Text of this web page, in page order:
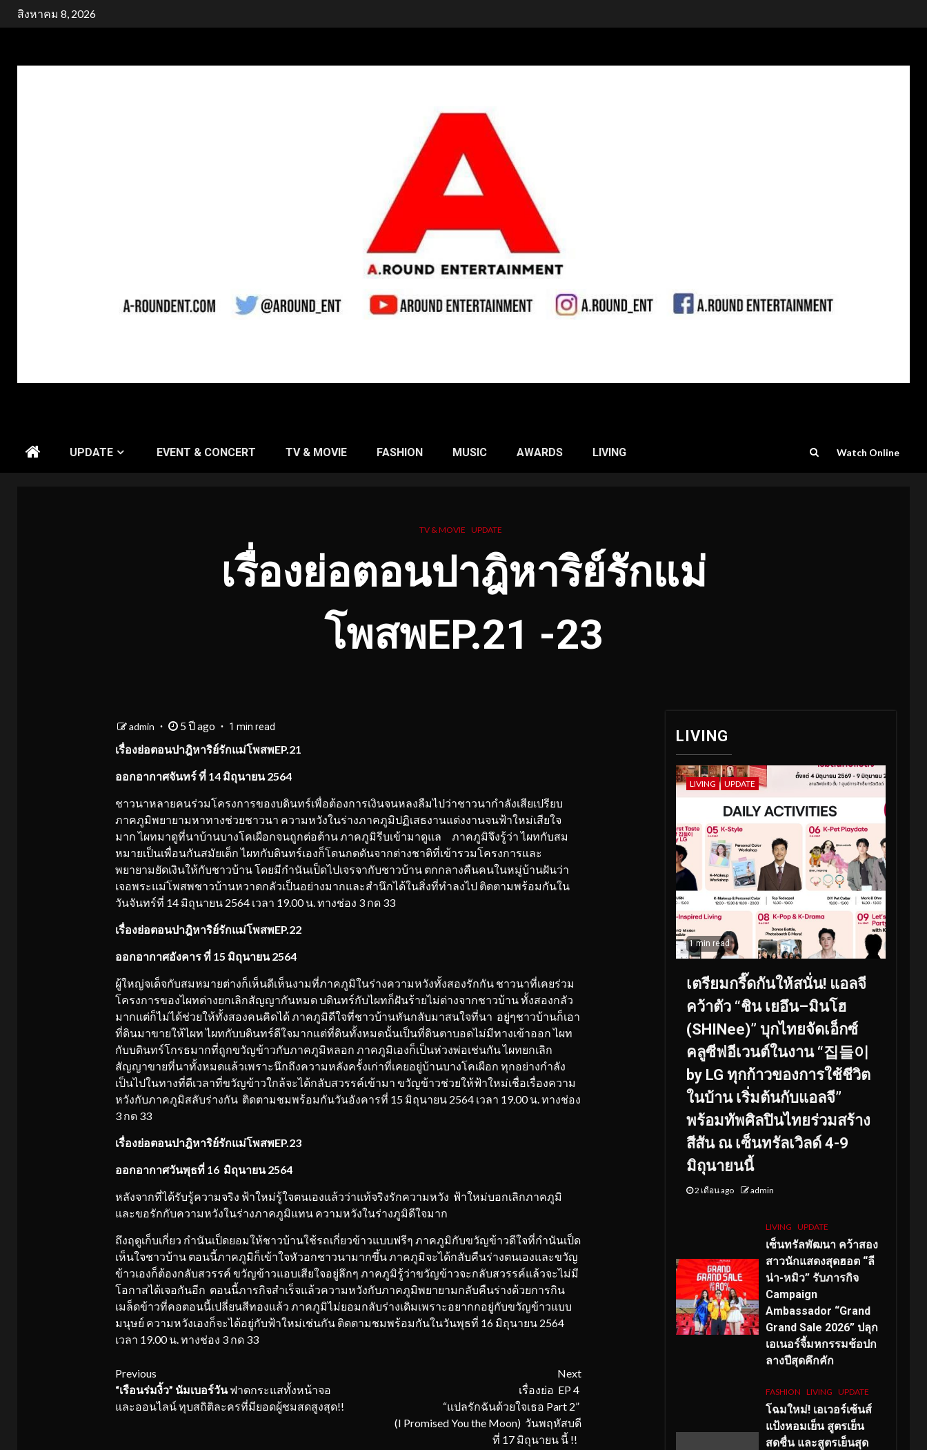
Skipสิงหาคม 8, 2026
UPDATE EVENT & CONCERT TV & MOVIE FASHION MUSIC AWARDS LIVING Watch Online
TV & MOVIE UPDATE
เรื่องย่อตอนปาฎิหาริย์รักแม่
โพสพEP.21 -23
admin 5 ปี ago 1 min read
เรื่องย่อตอนปาฎิหาริย์รักแม่โพสพEP.21
ออกอากาศจันทร์ ที่ 14 มิถุนายน 2564
ชาวนาหลายคนร่วมโครงการของบดินทร์เพื่อต้องการเงินจนหลงลืมไปว่าชาวนากำลังเสียเปรียบ
ภาคภูมิพยายามหาทางช่วยชาวนา ความหวังในร่างภาคภูมิปฏิเสธงานแต่งงานจนฟ้าใหม่เสียใจ
มาก ไผทมาดูที่นาบ้านบางโคเผือกจนถูกต่อต้าน ภาคภูมิรีบเข้ามาดูแล ภาคภูมิจึงรู้ว่า ไผทกับสม
หมายเป็นเพื่อนกันสมัยเด็ก ไผทกับดินทร์เองก็โดนกดดันจากต่างชาติที่เข้ารวมโครงการและ
พยายามยัดเงินให้กับชาวบ้าน โดยมีกำนันเป็ดไปเจรจากับชาวบ้าน ตกกลางคืนคนในหมู่บ้านฝันว่า
เจอพระแม่โพสพชาวบ้านหวาดกลัวเป็นอย่างมากและสำนึกได้ในสิ่งที่ทำลงไป ติดตามพร้อมกันใน
วันจันทร์ที่ 14 มิถุนายน 2564 เวลา 19.00 น. ทางช่อง 3 กด 33
เรื่องย่อตอนปาฎิหาริย์รักแม่โพสพEP.22
ออกอากาศอังคาร ที่ 15 มิถุนายน 2564
ผู้ใหญ่จเด็จกับสมหมายต่างก็เห็นดีเห็นงามที่ภาคภูมิในร่างความหวังทั้งสองรักกัน ชาวนาที่เคยร่วม
โครงการของไผทต่างยกเลิกสัญญากันหมด บดินทร์กับไผทก็ฝันร้ายไม่ต่างจากชาวบ้าน ทั้งสองกลัว
มากแต่ก็ไม่ได้ช่วยให้ทั้งสองคนคิดได้ ภาคภูมิดีใจที่ชาวบ้านหันกลับมาสนใจที่นา อยู่ๆชาวบ้านก็เอา
ที่ดินมาขายให้ไผท ไผทกับบดินทร์ดีใจมากแต่ที่ดินทั้งหมดนั้นเป็นที่ดินตาบอดไม่มีทางเข้าออก ไผท
กับบดินทร์โกรธมากที่ถูกขวัญข้าวกับภาคภูมิหลอก ภาคภูมิเองก็เป็นห่วงพ่อเช่นกัน ไผทยกเลิก
สัญญาขายที่นาทั้งหมดแล้วเพราะนึกถึงความหลังครั้งเก่าที่เคยอยู่บ้านบางโคเผือก ทุกอย่างกำลัง
เป็นไปในทางที่ดีเวลาที่ขวัญข้าวใกล้จะได้กลับสวรรค์เข้ามา ขวัญข้าวช่วยให้ฟ้าใหม่เชื่อเรื่องความ
หวังกับภาคภูมิสลับร่างกัน ติดตามชมพร้อมกันวันอังคารที่ 15 มิถุนายน 2564 เวลา 19.00 น. ทางช่อง
3 กด 33
เรื่องย่อตอนปาฎิหาริย์รักแม่โพสพEP.23
ออกอากาศวันพุธที่ 16 มิถุนายน 2564
หลังจากที่ได้รับรู้ความจริง ฟ้าใหม่รู้ใจตนเองแล้วว่าแท้จริงรักความหวัง ฟ้าใหม่บอกเลิกภาคภูมิ
และขอรักกับความหวังในร่างภาคภูมิแทน ความหวังในร่างภูมิดีใจมาก
ถึงฤดูเก็บเกี่ยว กำนันเป็ดยอมให้ชาวบ้านใช้รถเกี่ยวข้าวแบบฟรีๆ ภาคภูมิกับขวัญข้าวดีใจที่กำนันเป็ด
เห็นใจชาวบ้าน ตอนนี้ภาคภูมิก็เข้าใจหัวอกชาวนามากขึ้น ภาคภูมิจะได้กลับคืนร่างตนเองและขวัญ
ข้าวเองก็ต้องกลับสวรรค์ ขวัญข้าวแอบเสียใจอยู่ลึกๆ ภาคภูมิรู้ว่าขวัญข้าวจะกลับสวรรค์แล้วจะไม่มี
โอกาสได้เจอกันอีก ตอนนี้ภารกิจสำเร็จแล้วความหวังกับภาคภูมิพยายามกลับคืนร่างด้วยการกิน
เมล็ดข้าวที่คอตอนนี้เปลี่ยนสีทองแล้ว ภาคภูมิไม่ยอมกลับร่างเดิมเพราะอยากกอยู่กับขวัญข้าวแบบ
มนุษย์ ความหวังเองก็จะได้อยู่กับฟ้าใหม่เช่นกัน ติดตามชมพร้อมกันในวันพุธที่ 16 มิถุนายน 2564
เวลา 19.00 น. ทางช่อง 3 กด 33
Continue
Reading
Previous
“เรือนร่มงิ้ว” นัมเบอร์วันฟาดกระแสทั้งหน้าจอ
และออนไลน์ ทุบสถิติละครที่มียอดผู้ชมสดสูงสุด!!
Next
เรื่องย่อ EP 4
“แปลรักฉันด้วยใจเธอ Part 2”
(I Promised You the Moon) วันพฤหัสบดี
ที่ 17 มิถุนายน นี้ !!
LIVING
LIVING UPDATE
1 min read
เตรียมกรี๊ดกันให้สนั่น! แอลจี
คว้าตัว “ชิน เยอึน–มินโฮ
(SHINee)” บุกไทยจัดเอ็กซ์
คลูซีฟอีเวนต์ในงาน “집들이
by LG ทุกก้าวของการใช้ชีวิต
ในบ้าน เริ่มต้นกับแอลจี”
พร้อมทัพศิลปินไทยร่วมสร้าง
สีสัน ณ เซ็นทรัลเวิลด์ 4-9
มิถุนายนนี้
2 เดือน ago admin
LIVING UPDATE
เซ็นทรัลพัฒนา คว้าสอง
สาวนักแสดงสุดฮอต “ลี
น่า-หมิว” รับภารกิจ
Campaign
Ambassador “Grand
Grand Sale 2026” ปลุก
เอเนอร์จี้มหกรรมช้อปก
ลางปีสุดคึกคัก
FASHION LIVING UPDATE
โฉมใหม่! เอเวอร์เซ้นส์
แป้งหอมเย็น สูตรเย็น
สดชื่น และสูตรเย็นสุด